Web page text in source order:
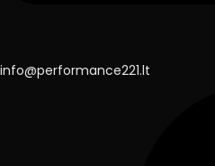
info@performance221.lt